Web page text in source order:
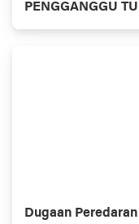
PENGGANGGU
Badan Karantina
Dugaan